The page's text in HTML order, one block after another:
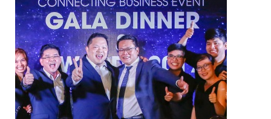
VAN NGĂN DÒNG CHẢY NGƯỢC
VAN GIẢM ÁP